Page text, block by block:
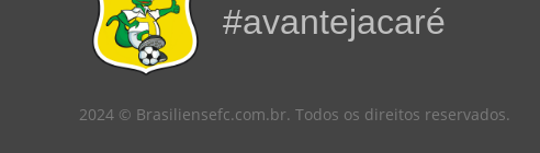
#avantejacaré
2024 © Brasiliensefc.com.br. Todos os direitos reservados.